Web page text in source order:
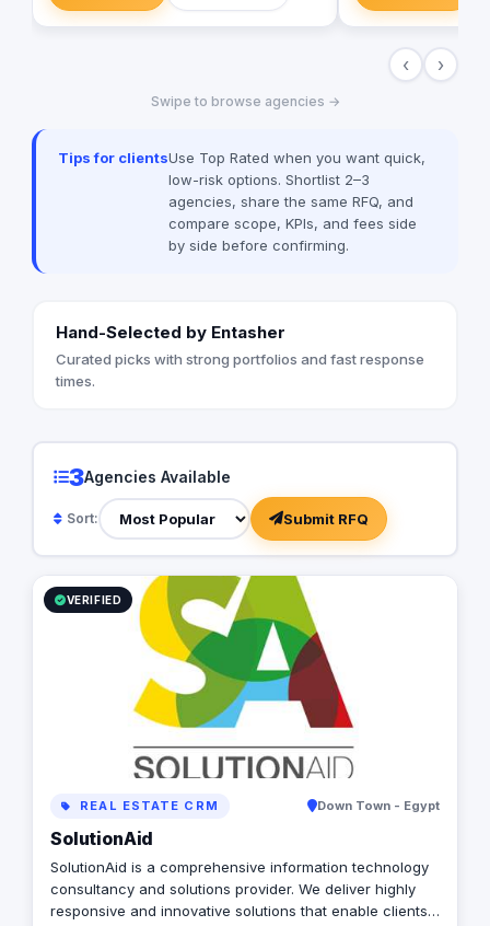
address their most critical IT needs.
‹ ›
Swipe to browse agencies →
Tips for clientsUse Top Rated when you want quick,
low-risk options. Shortlist 2–3
agencies, share the same RFQ, and
compare scope, KPIs, and fees side
by side before confirming.
Hand-Selected by Entasher
Curated picks with strong portfolios and fast response
times.
3Agencies Available
Sort: Submit RFQ
VERIFIED
REAL ESTATE CRM Down Town - Egypt
SolutionAid
SolutionAid is a comprehensive information technology
consultancy and solutions provider. We deliver highly
responsive and innovative solutions that enable clients